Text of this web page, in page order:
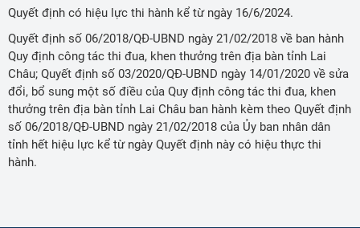
Quyết định có hiệu lực thi hành kể từ ngày 16/6/2024.
Quyết định số 06/2018/QĐ-UBND ngày 21/02/2018 về ban hành
Quy định công tác thi đua, khen thưởng trên địa bàn tỉnh Lai
Châu; Quyết định số 03/2020/QĐ-UBND ngày 14/01/2020 về sửa
đổi, bổ sung một số điều của Quy định công tác thi đua, khen
thưởng trên địa bàn tỉnh Lai Châu ban hành kèm theo Quyết định
số 06/2018/QĐ-UBND ngày 21/02/2018 của Ủy ban nhân dân
tỉnh hết hiệu lực kể từ ngày Quyết định này có hiệu thực thi
hành.